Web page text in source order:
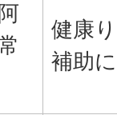
健康
補助